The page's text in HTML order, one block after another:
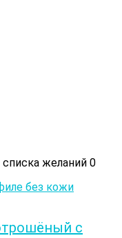
списка желаний 0
с